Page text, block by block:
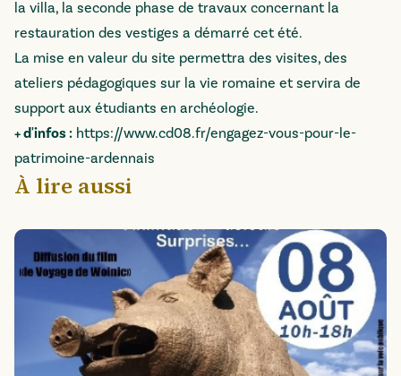
la villa, la seconde phase de travaux concernant la
restauration des vestiges a démarré cet été.
La mise en valeur du site permettra des visites, des
ateliers pédagogiques sur la vie romaine et servira de
support aux étudiants en archéologie.
+ d'infos : https://www.cd08.fr/engagez-vous-pour-le-
patrimoine-ardennais
À lire aussi